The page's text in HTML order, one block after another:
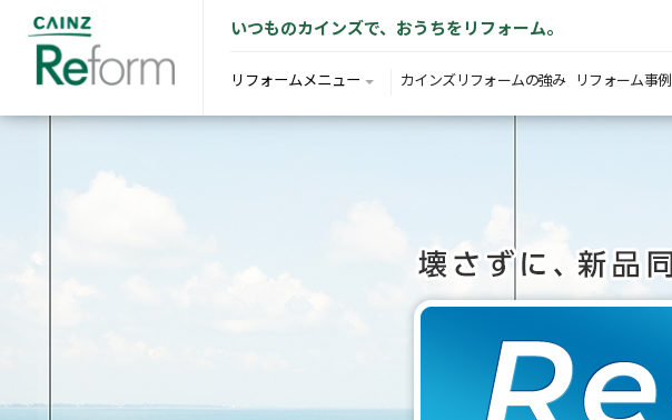
いつものカインズで、おうちをリフォーム。
リフォームメニュー カインズリフォームの強み リフォーム事例